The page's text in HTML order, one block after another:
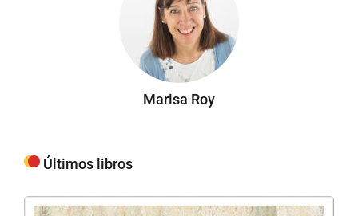
Marisa Roy
Últimos libros